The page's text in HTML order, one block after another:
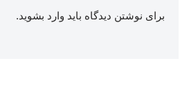
برای نوشتن دیدگاه باید وارد بشوید.